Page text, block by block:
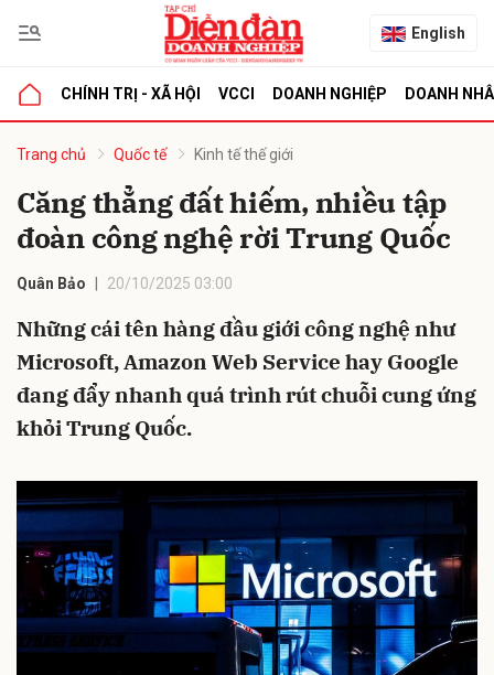
English
CHÍNH TRỊ - XÃ HỘI VCCI DOANH NGHIỆP DOANH
Trang chủ Quốc tế Kinh tế thế giới
Căng thẳng đất hiếm, nhiều tập
đoàn công nghệ rời Trung Quốc
Quân Bảo 20/10/2025 03:00
Những cái tên hàng đầu giới công nghệ như
Microsoft, Amazon Web Service hay Google
đang đẩy nhanh quá trình rút chuỗi cung ứng
khỏi Trung Quốc.
luận
Hủy